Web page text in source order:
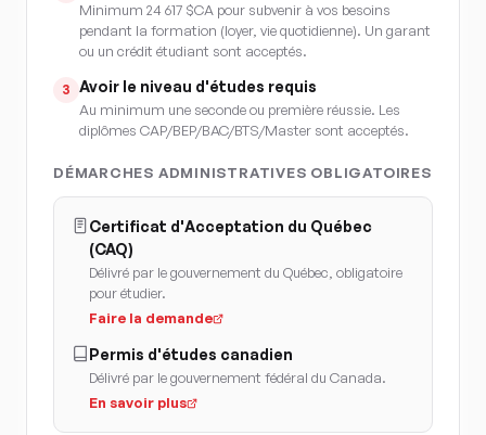
Minimum 24 617 $CA pour subvenir à vos besoins
pendant la formation (loyer, vie quotidienne). Un garant
ou un crédit étudiant sont acceptés.
3 Avoir le niveau d'études requis
Au minimum une seconde ou première réussie. Les
diplômes CAP/BEP/BAC/BTS/Master sont acceptés.
DÉMARCHES ADMINISTRATIVES OBLIGATOIRES
Certificat d'Acceptation du Québec
(CAQ)
Délivré par le gouvernement du Québec, obligatoire
pour étudier.
Faire la demande
Permis d'études canadien
Délivré par le gouvernement fédéral du Canada.
En savoir plus